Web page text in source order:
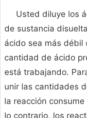
Usted diluye los
de sustancia
ácido sea más débil
cantidad de ácido
está trabajando.
unir las cantidades
la reacción
lo contrario, los